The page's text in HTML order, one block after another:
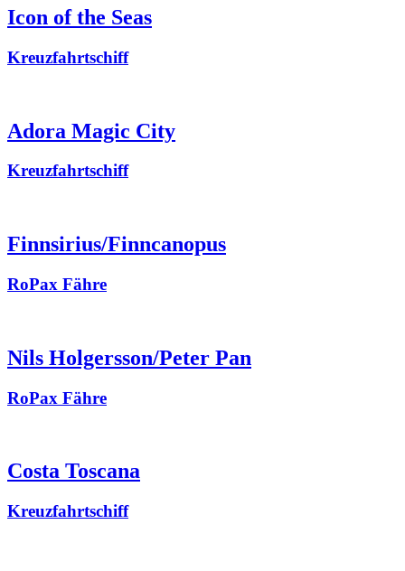
Icon of the Seas
Kreuzfahrtschiff
Adora Magic City
Kreuzfahrtschiff
Finnsirius/Finncanopus
RoPax Fähre
Nils Holgersson/Peter Pan
RoPax Fähre
Costa Toscana
Kreuzfahrtschiff